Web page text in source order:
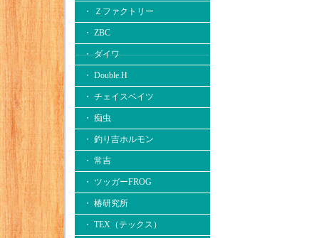
・ Ｚファクトリー
・ ZBC
・ ダイワ
・ Double.H
・ チェイスベイツ
・ 痴虫
・ 釣り吉ホルモン
・ 常吉
・ ツッガーFROG
・ 椿研究所
・ TEX（テックス）